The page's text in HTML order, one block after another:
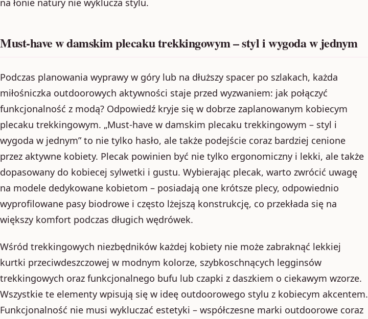
na łonie natury nie wyklucza stylu.
Must-have w damskim plecaku trekkingowym – styl i wygoda w jednym
Podczas planowania wyprawy w góry lub na dłuższy spacer po szlakach, każda
miłośniczka outdoorowych aktywności staje przed wyzwaniem: jak połączyć
funkcjonalność z modą? Odpowiedź kryje się w dobrze zaplanowanym kobiecym
plecaku trekkingowym. „Must-have w damskim plecaku trekkingowym – styl i
wygoda w jednym” to nie tylko hasło, ale także podejście coraz bardziej cenione
przez aktywne kobiety. Plecak powinien być nie tylko ergonomiczny i lekki, ale także
dopasowany do kobiecej sylwetki i gustu. Wybierając plecak, warto zwrócić uwagę
na modele dedykowane kobietom – posiadają one krótsze plecy, odpowiednio
wyprofilowane pasy biodrowe i często lżejszą konstrukcję, co przekłada się na
większy komfort podczas długich wędrówek.
Wśród trekkingowych niezbędników każdej kobiety nie może zabraknąć lekkiej
kurtki przeciwdeszczowej w modnym kolorze, szybkoschnących legginsów
trekkingowych oraz funkcjonalnego bufu lub czapki z daszkiem o ciekawym wzorze.
Wszystkie te elementy wpisują się w ideę outdoorowego stylu z kobiecym akcentem.
Funkcjonalność nie musi wykluczać estetyki – współczesne marki outdoorowe coraz